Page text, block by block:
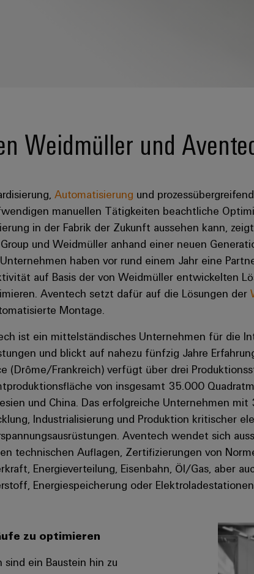
Weidmüller und
Automatisierung und
manuellen Tätigkeiten beachtliche
in der Fabrik der Zukunft aussehen kann,
Group und Weidmüller anhand einer neuen
haben vor rund einem Jahr eine
auf Basis der von Weidmüller entwickelten
Aventech setzt dafür auf die Lösungen der
Montage.
ist ein mittelständisches Unternehmen für die
und blickt auf nahezu fünfzig Jahre
(Drôme/Frankreich) verfügt über drei
von insgesamt 35.000
und China. Das erfolgreiche Unternehmen
Industrialisierung und Produktion kritischer
Aventech wendet sich
technischen Auflagen, Zertifizierungen von
Energieverteilung, Eisenbahn, Öl/Gas, aber
Energiespeicherung oder Elektroladestationen.
zu optimieren
ein Baustein hin zu